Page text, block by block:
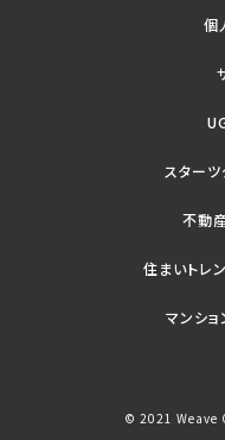
個
スター
不動
住まいトレ
マンシ
© 2021 Weave